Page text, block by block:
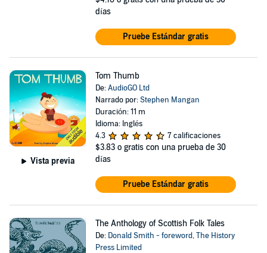
días
Pruebe Estándar gratis
Vista previa
Tom Thumb
De:AudioGO Ltd
Narrado por:Stephen Mangan
Duración: 11 m
Idioma: Inglés
4.3
7 calificaciones
$3.83 o gratis con una prueba de 30
días
Pruebe Estándar gratis
The Anthology of Scottish Folk Tales
De: Donald Smith - foreword,The History
Press Limited